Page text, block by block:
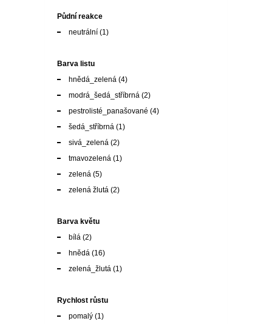
Půdní reakce
neutrální (1)
Barva listu
hnědá_zelená (4)
modrá_šedá_stříbrná (2)
pestrolisté_panašované (4)
šedá_stříbrná (1)
sivá_zelená (2)
tmavozelená (1)
zelená (5)
zelená žlutá (2)
Barva květu
bílá (2)
hnědá (16)
zelená_žlutá (1)
Rychlost růstu
pomalý (1)